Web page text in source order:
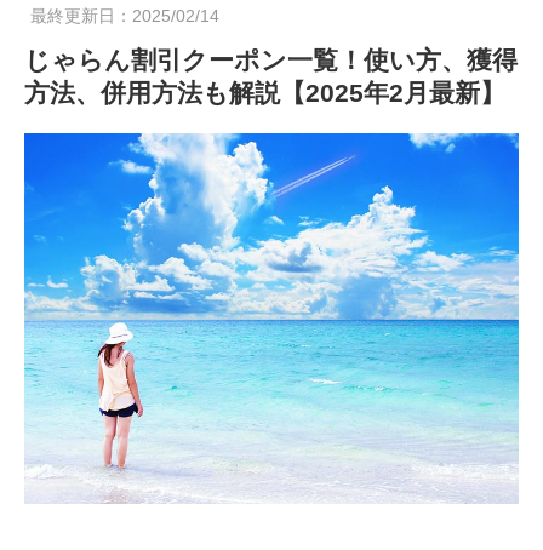
最終更新日： 2025/02/14
じゃらん割引クーポン一覧！使い方、獲得
方法、併用方法も解説【2025年2月最新】